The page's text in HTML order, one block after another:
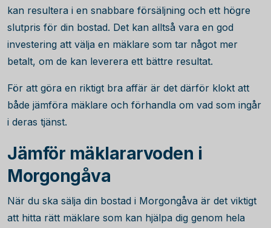
kan resultera i en snabbare försäljning och ett högre
slutpris för din bostad. Det kan alltså vara en god
investering att välja en mäklare som tar något mer
betalt, om de kan leverera ett bättre resultat.
För att göra en riktigt bra affär är det därför klokt att
både jämföra mäklare och förhandla om vad som ingår
i deras tjänst.
Jämför mäklararvoden i
Morgongåva
När du ska sälja din bostad i Morgongåva är det viktigt
att hitta rätt mäklare som kan hjälpa dig genom hela